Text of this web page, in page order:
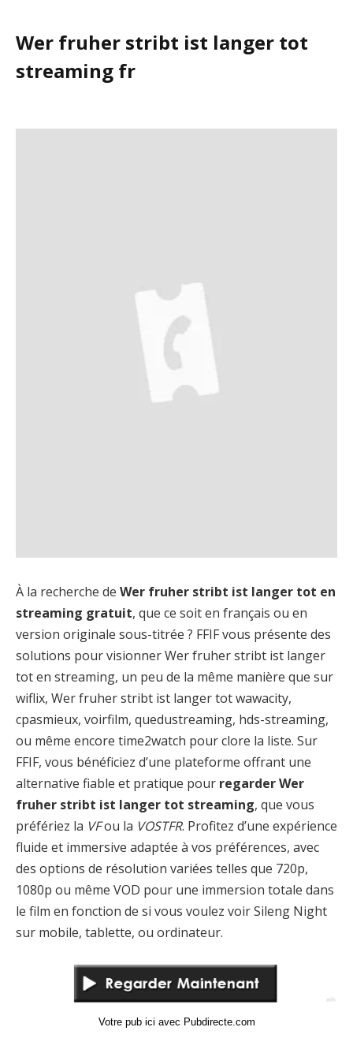
Wer fruher stribt ist langer tot
streaming fr
À la recherche de Wer fruher stribt ist langer tot en
streaming gratuit, que ce soit en français ou en
version originale sous-titrée ? FFIF vous présente des
solutions pour visionner Wer fruher stribt ist langer
tot en streaming, un peu de la même manière que sur
wiflix, Wer fruher stribt ist langer tot wawacity,
cpasmieux, voirfilm, quedustreaming, hds-streaming,
ou même encore time2watch pour clore la liste. Sur
FFIF, vous bénéficiez d’une plateforme offrant une
alternative fiable et pratique pour regarder Wer
fruher stribt ist langer tot streaming, que vous
préfériez la VFou la VOSTFR. Profitez d’une expérience
fluide et immersive adaptée à vos préférences, avec
des options de résolution variées telles que 720p,
1080p ou même VOD pour une immersion totale dans
le film en fonction de si vous voulez voir Sileng Night
sur mobile, tablette, ou ordinateur.
Votre pub ici avec Pubdirecte.com